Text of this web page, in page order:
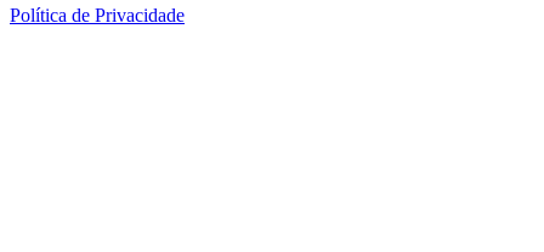
Política de Privacidade